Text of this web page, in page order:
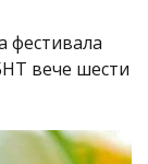
фестивала
вече шести